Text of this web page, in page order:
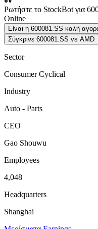
Ρωτήστε το StockBot για
Online
Είναι η 600081.SS καλή
Σύγκρινε 600081.SS vs AMD
Sector
Consumer Cyclical
Industry
Auto - Parts
CEO
Gao Shouwu
Employees
4,048
Headquarters
Shanghai